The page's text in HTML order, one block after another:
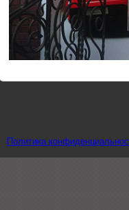
Политика